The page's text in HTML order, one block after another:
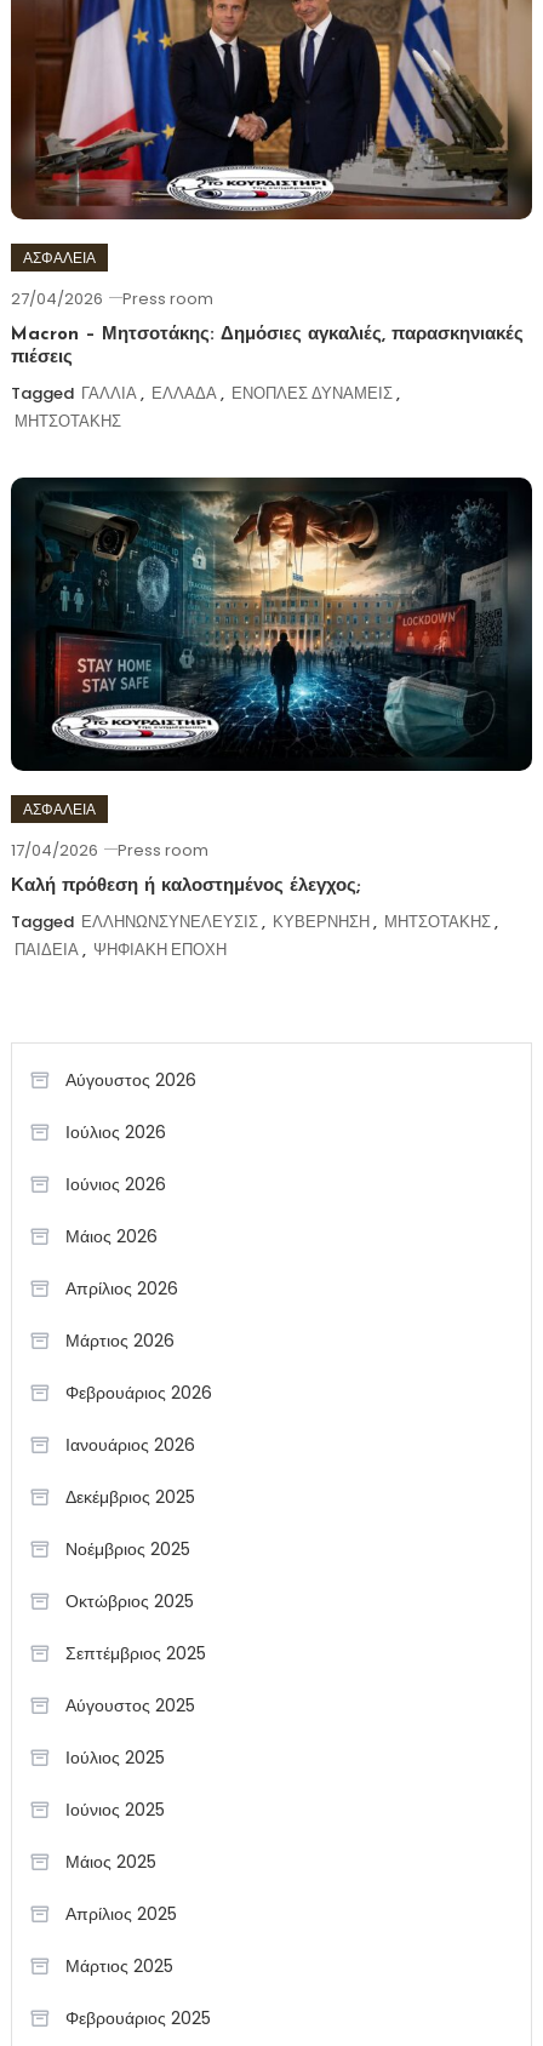
ΑΣΦΑΛΕΙΑ
27/04/2026 Press room
Macron – Μητσοτάκης: Δημόσιες αγκαλιές, παρασκηνιακές
πιέσεις
Tagged ΓΑΛΛΙΑ, ΕΛΛΑΔΑ, ΕΝΟΠΛΕΣ ΔΥΝΑΜΕΙΣ,
ΜΗΤΣΟΤΑΚΗΣ
ΑΣΦΑΛΕΙΑ
17/04/2026 Press room
Καλή πρόθεση ή καλοστημένος έλεγχος;
Tagged ΕΛΛΗΝΩΝΣΥΝΕΛΕΥΣΙΣ, ΚΥΒΕΡΝΗΣΗ, ΜΗΤΣΟΤΑΚΗΣ,
ΠΑΙΔΕΙΑ, ΨΗΦΙΑΚΗ ΕΠΟΧΗ
Αύγουστος 2026
Ιούλιος 2026
Ιούνιος 2026
Μάιος 2026
Απρίλιος 2026
Μάρτιος 2026
Φεβρουάριος 2026
Ιανουάριος 2026
Δεκέμβριος 2025
Νοέμβριος 2025
Οκτώβριος 2025
Σεπτέμβριος 2025
Αύγουστος 2025
Ιούλιος 2025
Ιούνιος 2025
Μάιος 2025
Απρίλιος 2025
Μάρτιος 2025
Φεβρουάριος 2025